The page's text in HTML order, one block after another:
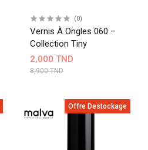
(0)
Vernis À Ongles 060 –
Collection Tiny
2,000 TND
8,900 TND
Offre Destockage